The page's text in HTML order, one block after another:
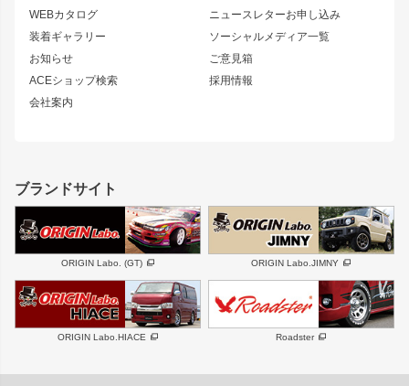
WEBカタログ
装着ギャラリー
お知らせ
ACEショップ検索
会社案内
ニュースレターお申し込み
ソーシャルメディア一覧
ご意見箱
採用情報
S13 シルビア
180SX
シルエイティ
ローレル
セフィーロ
キャラバン
スズキ
GS350
SC
スバル 三菱
デリカ D:5
軽自動車 汎用
ジムニーパーツ
ホイール
MUD-S7
MUD-SR7
まつど家 鉄漢
ボンネット
フェンダー
サイドパーツ
リアゲート
メンテナンスパーツ
ハイエースパーツ
ホイール
DAYTONA-RS
DAYTONA-RS NEO
エアロシリーズ
ブランドサイト
ORIGIN Labo. (GT) ORIGIN Labo.JIMNY
ORIGIN Labo.HIACE Roadster